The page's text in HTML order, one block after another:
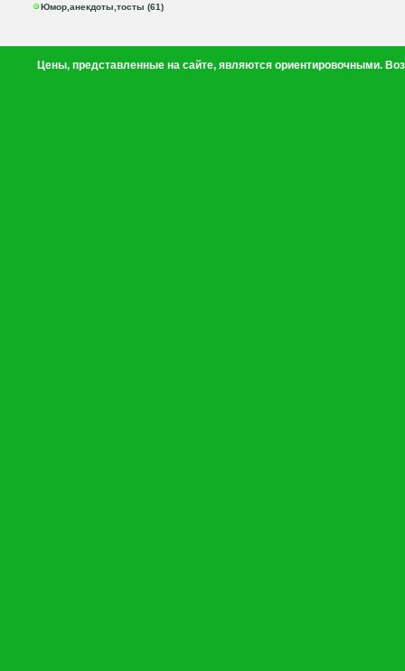
Юмор,анекдоты,тосты (61)
Цены, представленные на сайте, являются ориентировочными.